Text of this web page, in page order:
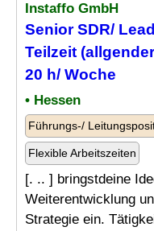
Instaffo GmbH
Senior SDR/
Teilzeit
20 h/ Woche
• Hessen
Führungs-/
Flexible Arbeitszeiten
[. .. ] bringstdeine
Weiterentwicklung
Strategie ein.